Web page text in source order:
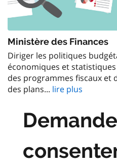
Ministère des Finances
Diriger les politiques
économiques et
des programmes fiscaux et
des plans... lire plus